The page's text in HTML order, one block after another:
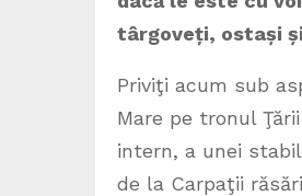
târgoveți, ostași ș
Priviţi acum sub
Mare pe tronul
intern, a unei
de la Carpaţii